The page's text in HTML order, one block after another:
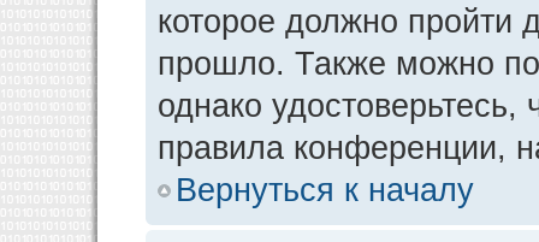
которое должно пройти
прошло. Также можно
однако
правила конференции,
Вернуться к началу